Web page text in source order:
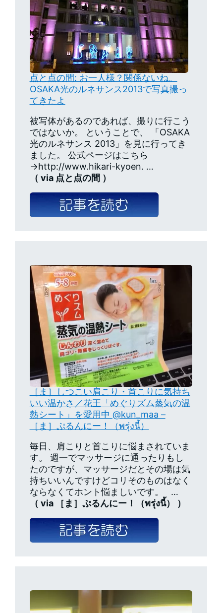
点と点の間: お一人様？関係ないね。
OSAKA光のルネサンス2013で写真撮っ
てきたよ
被写体があるのであれば、撮りに行こう
ではないか。 ということで、 「OSAKA
光のルネサンス 2013」を見に行ってき
ました。 公式ページはこちら
→http://www.hikari-kyoen. …
（ via 点と点の間 ）
［ま］しつこい肩こり・首こりに気持ち
いい温かさ／花王「めぐりズム蒸気の温
熱シート」を愛用中 @kun_maa –
［ま］ぷるんにー！（พรุ่งนี้）
毎日、肩こりと首こりに悩まされていま
す。 週一でマッサージに通ったりもし
たのですが、マッサージだとその場は気
持ちいいんですけどコリそのものはなく
ならなくてホント悩ましいです。 …
（ via ［ま］ぷるんにー！（พรุ่งนี้） ）